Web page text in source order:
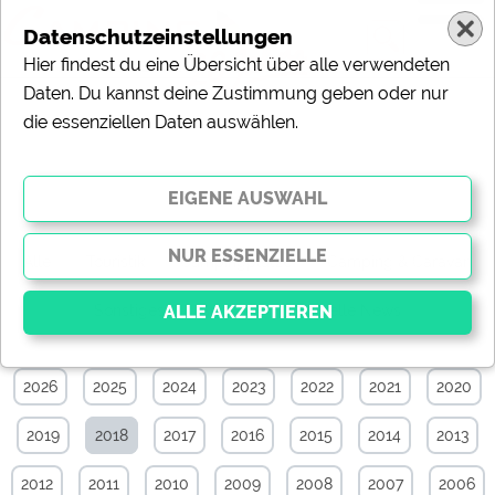
Campingplätze
Specials Aktuelle News
2026 2025 2024 2023 2022 2021 2020
2019 2018 2017 2016 2015 2014 2013
2012 2011 2010 2009 2008 2007 2006
Datenschutzeinstellungen
Hier findest du eine Übersicht über alle verwendeten
Daten. Du kannst deine Zustimmung geben oder nur
die essenziellen Daten auswählen.
Essenziell
Essenzielle Cookies ermöglichen grundlegende
Funktionen und sind für die einwandfreie Funktion der
werden Teile der Websitenicht funktionieren.